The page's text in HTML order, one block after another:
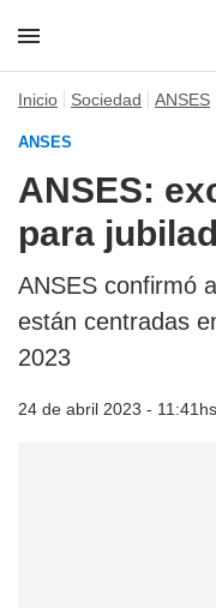
Inicio Sociedad ANSES
ANSES
ANSES:
para
ANSES confirmó
están centradas
2023
24 de abril 2023 - 11:41hs